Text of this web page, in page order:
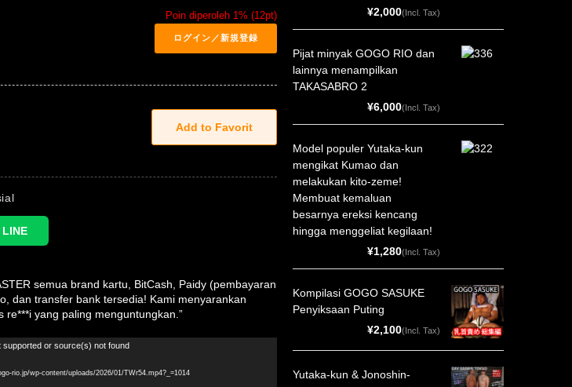
Poin diperoleh 1% (12pt)
semua brand kartu, BitCash, Paidy (pembayaran
dan transfer bank tersedia! Kami menyarankan
re***i yang paling menguntungkan.”
or source(s) not found
rio.jp/wp-content/uploads/2026/01/TWr54.mp4?_=1014
¥2,000(Incl. Tax)
Pijat minyak GOGO RIO dan
lainnya menampilkan
TAKASABRO 2
¥6,000(Incl. Tax)
Model populer Yutaka-kun
mengikat Kumao dan
melakukan kito-zeme!
Membuat kemaluan
besarnya ereksi kencang
hingga menggeliat kegilaan!
¥1,280(Incl. Tax)
Kompilasi GOGO SASUKE
Penyiksaan Puting
¥2,100(Incl. Tax)
Yutaka-kun & Jonoshin-